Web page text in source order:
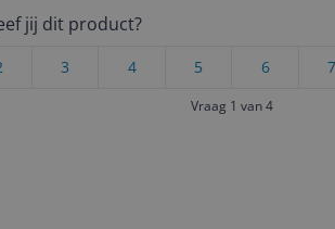
jij dit product?
7
6
5
4
3
Vraag 1 van 4